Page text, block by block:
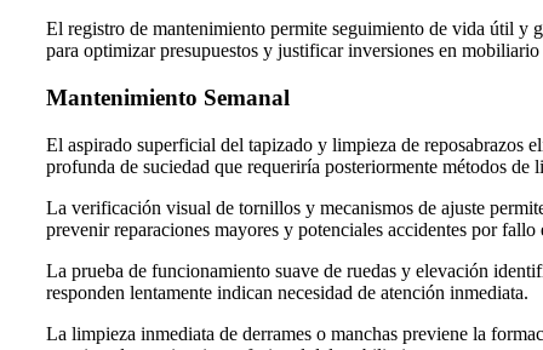
El registro de mantenimiento permite seguimiento de vida útil y
para optimizar presupuestos y justificar inversiones en
Mantenimiento Semanal
El aspirado superficial del tapizado y limpieza de reposabrazos
profunda de suciedad que requeriría posteriormente métodos de
La verificación visual de tornillos y mecanismos de ajuste
prevenir reparaciones mayores y potenciales accidentes por fallo
La prueba de funcionamiento suave de ruedas y elevación
responden lentamente indican necesidad de atención inmediata.
La limpieza inmediata de derrames o manchas previene la